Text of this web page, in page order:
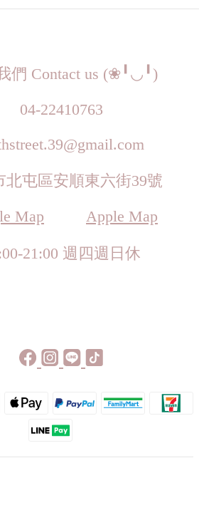
們 Contact us (❀╹◡╹)
04-22410763
北屯區安順東六街39號
Map Apple Map
21:00 週四週日休